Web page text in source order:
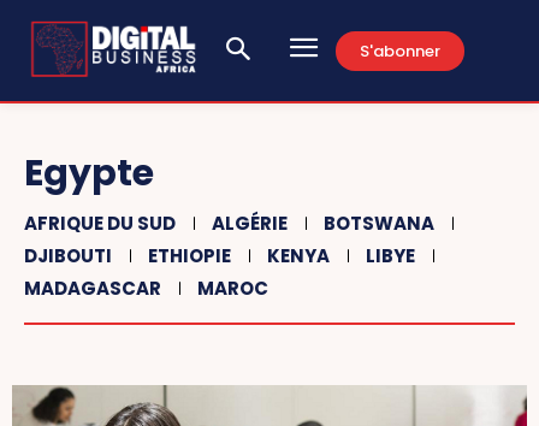
S'abonner
Egypte
AFRIQUE DU SUD ALGÉRIE
BOTSWANA
DJIBOUTI
ETHIOPIE KENYA
LIBYE
MADAGASCAR
MAROC